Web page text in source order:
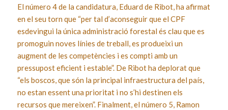
El número 4 de la candidatura, Eduard de Ribot, ha afirmat
en el seu torn que “per tal d’aconseguir que el CPF
esdevingui la única administració forestal és clau que es
promoguin noves línies de treball, es produeixi un
augment de les competències i es compti amb un
pressupost eficient i estable”. De Ribot ha deplorat que
“els boscos, que són la principal infraestructura del país,
no estan essent una prioritat i no s’hi destinen els
recursos que mereixen”. Finalment, el número 5, Ramon